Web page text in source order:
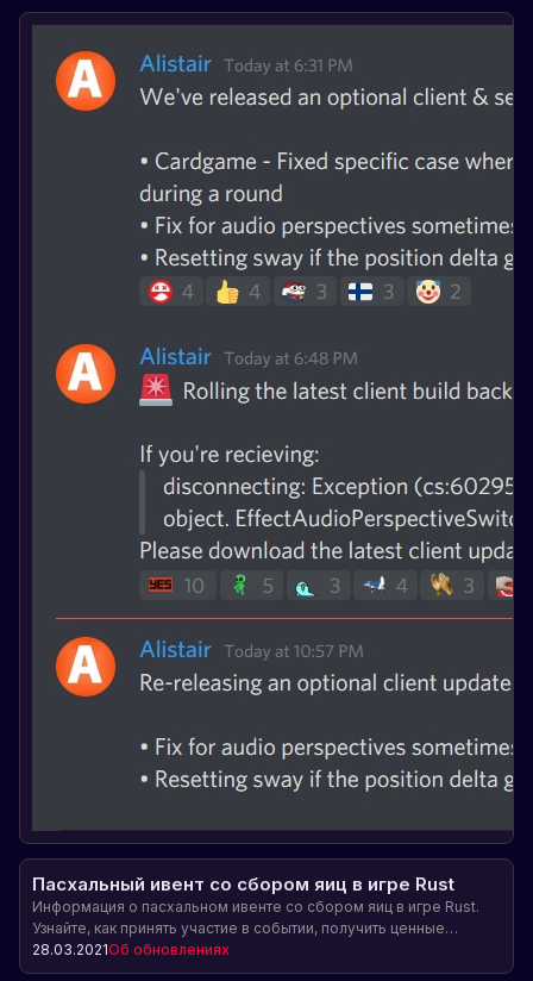
Пасхальный ивент со сбором яиц в игре Rust
Информация о пасхальном ивенте со сбором яиц в игре Rust.
Узнайте, как принять участие в событии, получить ценные
предметы и новые предметы. Не пропустите! Обновление игры
ожидается 1 апреля.
28.03.2021Об обновлениях